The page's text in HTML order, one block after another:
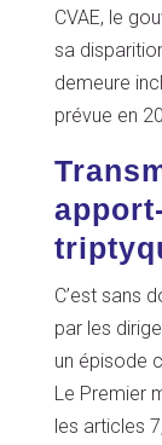
CVAE, le
sa
demeure
prévue en
C’est sans
par les
un épisode
Le Premier
les articles